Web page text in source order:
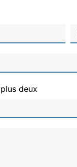
deux